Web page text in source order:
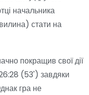
начальника
стати на
покращив свої дії
(53') завдяки
гра не